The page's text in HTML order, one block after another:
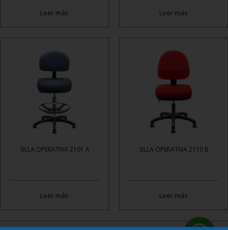
Leer más Leer más
SILLA OPERATIVA 2101 A
Leer más
SILLA OPERATIVA 2110 B
Leer más